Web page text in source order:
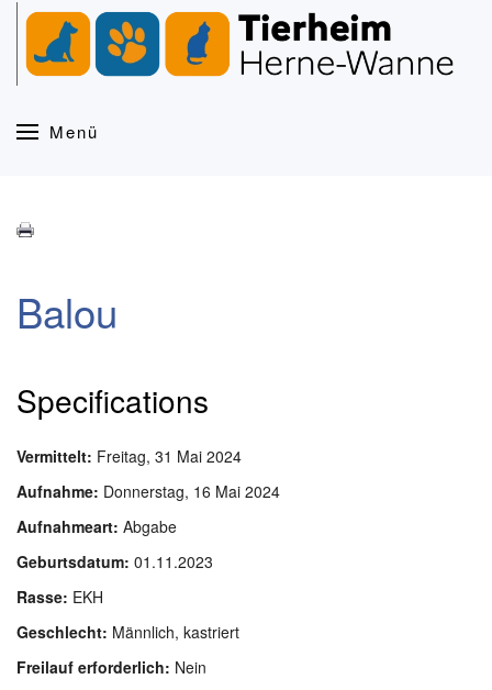
Zum Hauptinhalt springen
Menü
Balou
Specifications
Vermittelt: Freitag, 31 Mai 2024
Aufnahme: Donnerstag, 16 Mai 2024
Aufnahmeart: Abgabe
Geburtsdatum: 01.11.2023
Rasse: EKH
Geschlecht: Männlich, kastriert
Freilauf erforderlich: Nein